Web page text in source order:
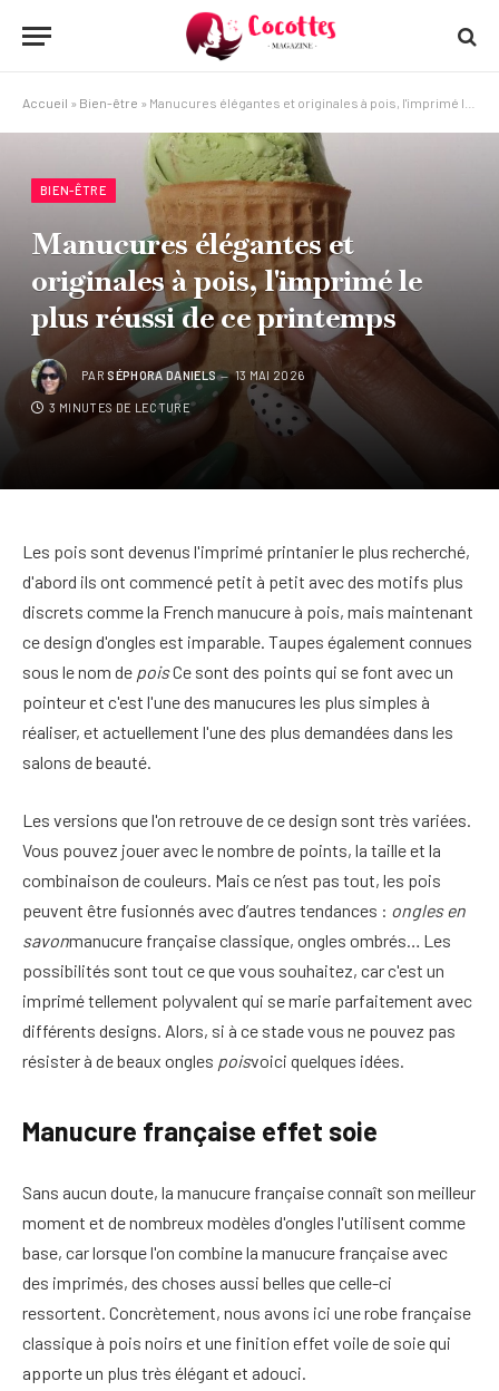
Accueil » Bien-être » Manucures élégantes et originales à pois, l'imprimé le plus réussi de ce printemps
BIEN-ÊTRE
Manucures élégantes et
originales à pois, l'imprimé le
plus réussi de ce printemps
PAR SÉPHORA DANIELS 13 MAI 2026
3 MINUTES DE LECTURE
Les pois sont devenus l'imprimé printanier le plus recherché,
d'abord ils ont commencé petit à petit avec des motifs plus
discrets comme la French manucure à pois, mais maintenant
ce design d'ongles est imparable. Taupes également connues
sous le nom de poisCe sont des points qui se font avec un
pointeur et c'est l'une des manucures les plus simples à
réaliser, et actuellement l'une des plus demandées dans les
salons de beauté.
Les versions que l'on retrouve de ce design sont très variées.
Vous pouvez jouer avec le nombre de points, la taille et la
combinaison de couleurs. Mais ce n’est pas tout, les pois
peuvent être fusionnés avec d’autres tendances : ongles en
savonmanucure française classique, ongles ombrés… Les
possibilités sont tout ce que vous souhaitez, car c'est un
imprimé tellement polyvalent qui se marie parfaitement avec
différents designs. Alors, si à ce stade vous ne pouvez pas
résister à de beaux ongles poisvoici quelques idées.
Manucure française effet soie
Sans aucun doute, la manucure française connaît son meilleur
moment et de nombreux modèles d'ongles l'utilisent comme
base, car lorsque l'on combine la manucure française avec
des imprimés, des choses aussi belles que celle-ci
ressortent. Concrètement, nous avons ici une robe française
classique à pois noirs et une finition effet voile de soie qui
apporte un plus très élégant et adouci.